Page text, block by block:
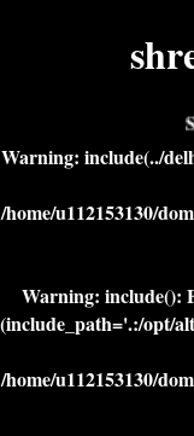
Warning: include(../
/home/u112153130/
Warning: include():
(include_path='.:/opt/
/home/u112153130/